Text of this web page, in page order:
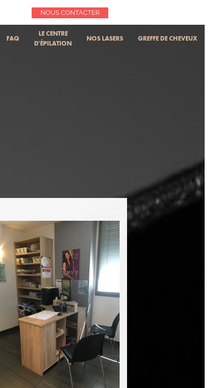
NOUS CONTACTER
FAQ
LE CENTRE
D'ÉPILATION
NOS LASERS GREFFE DE CHEVEUX